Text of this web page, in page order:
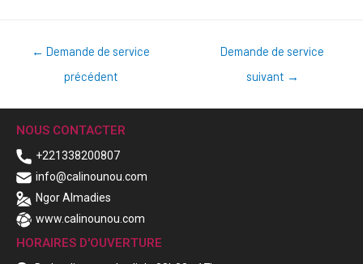
← Demande de service
précédent
Demande de service
suivant →
NOUS CONTACTER
+221338200807
info@calinounou.com
Ngor Almadies
www.calinounou.com
HORAIRES D'OUVERTURE